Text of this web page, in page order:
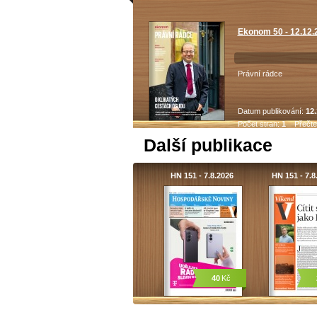
Ekonom 50 -
Právní rádce
Datum publikování:
Počet stran:1
Další publikace
HN 151 - 7.8.2026
40 Kč
HN 151 -